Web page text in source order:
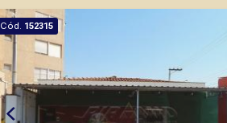
mesmo nos principais lançamentos da
cidade de Ribeirão Preto.
Cód. 152315